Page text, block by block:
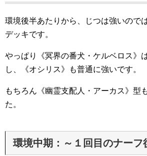
環境後半あたりから、じつは強いので
デッキです。
やっぱり《冥界の番犬・ケルベロス》
し、《オシリス》も普通に強いです。
もちろん《幽霊支配人・アーカス》型
た。
環境中期：～１回目のナーフ